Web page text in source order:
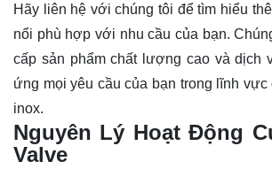
Hãy liên hệ với chúng tôi để tìm hiểu
nổi phù hợp với nhu cầu của bạn.
cấp sản phẩm chất lượng cao và dịch
ứng mọi yêu cầu của bạn trong lĩnh vực
inox.
Nguyên Lý Hoạt Động
Valve